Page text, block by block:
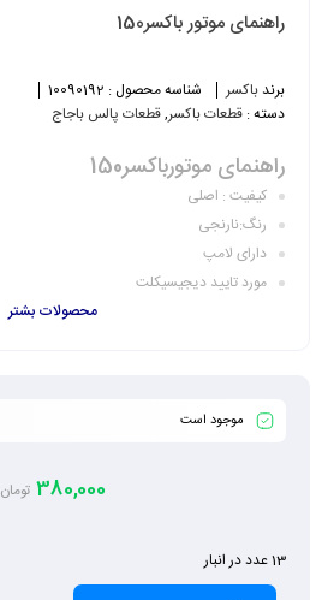
راهنمای موتور باکسر150
برند باکسر شناسه محصول : 10090192
دسته : قطعات باکسر,قطعات پالس باجاج
راهنمای موتورباکسر150
کیفیت : اصلی
رنگ:نارنجی
دارای لامپ
مورد تایید دیجیسیکلت
محصولات بشتر
موجود است
380,000 تومان
13 عدد در انبار